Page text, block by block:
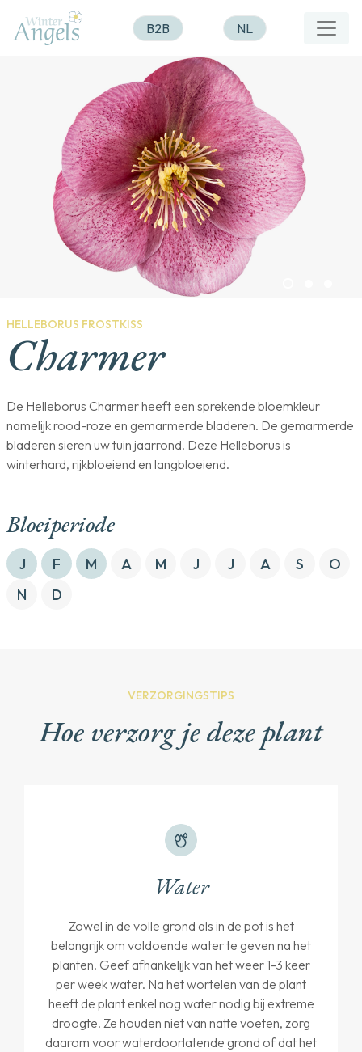
B2B NL
HELLEBORUS FROSTKISS
Charmer
De Helleborus Charmer heeft een sprekende bloemkleur
namelijk rood-roze en gemarmerde bladeren. De gemarmerde
bladeren sieren uw tuin jaarrond. Deze Helleborus is
winterhard, rijkbloeiend en langbloeiend.
Bloeiperiode
J F M A M J J A S
O
N
D
VERZORGINGSTIPS
Hoe verzorg je deze plant
Water
Zowel in de volle grond als in de pot is het
belangrijk om voldoende water te geven na het
planten. Geef afhankelijk van het weer 1-3 keer
per week water. Na het wortelen van de plant
heeft de plant enkel nog water nodig bij extreme
droogte. Ze houden niet van natte voeten, zorg
daarom voor waterdoorlatende grond of dat het